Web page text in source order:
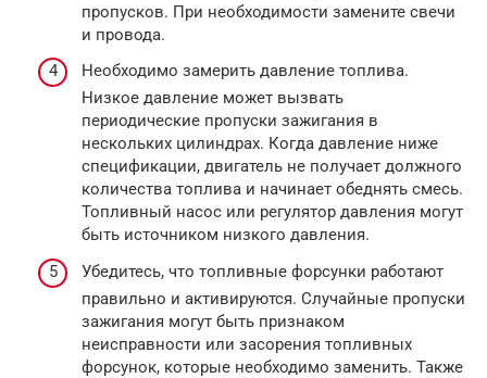
пропусков. При необходимости замените свечи
и провода.
Необходимо замерить давление топлива.
Низкое давление может вызвать
периодические пропуски зажигания в
нескольких цилиндрах. Когда давление ниже
спецификации, двигатель не получает должного
количества топлива и начинает обеднять смесь.
Топливный насос или регулятор давления могут
быть источником низкого давления.
Убедитесь, что топливные форсунки работают
правильно и активируются. Случайные пропуски
зажигания могут быть признаком
неисправности или засорения топливных
форсунок, которые необходимо заменить. Также